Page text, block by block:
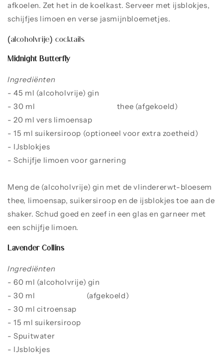
afkoelen. Zet het in de koelkast. Serveer met ijsblokjes,
schijfjes limoen en verse jasmijnbloemetjes.
(alcoholvrije) cocktails
Midnight Butterfly
Ingrediënten
- 45 ml (alcoholvrije) gin
- 30 ml
thee (afgekoeld)
- 20 ml vers limoensap
- 15 ml suikersiroop (optioneel voor extra zoetheid)
- IJsblokjes
- Schijfje limoen voor garnering
Meng de (alcoholvrije) gin met de vlindererwt-bloesem
thee, limoensap, suikersiroop en de ijsblokjes toe aan de
shaker. Schud goed en zeef in een glas en garneer met
een schijfje limoen.
Lavender Collins
Ingrediënten
- 60 ml (alcoholvrije) gin
- 30 ml
(afgekoeld)
- 30 ml citroensap
- 15 ml suikersiroop
- Spuitwater
- IJsblokjes